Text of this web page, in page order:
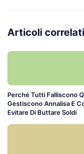
Articoli correlati
Perché Tutti Falliscono
Gestiscono Annalisa E
Evitare Di Buttare Soldi